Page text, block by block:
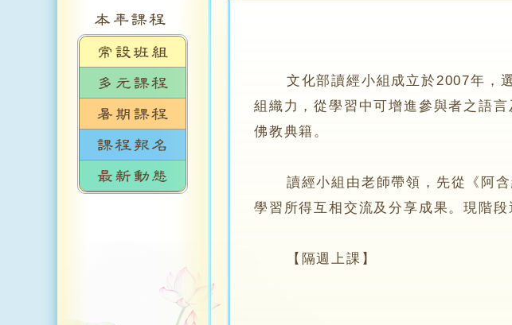
文化部讀經小組成立於2007年，選
組織力，從學習中可增進參與者之語
佛教典籍。
讀經小組由老師帶領，先從《阿含
學習所得互相交流及分享成果。現階
【隔週上課】